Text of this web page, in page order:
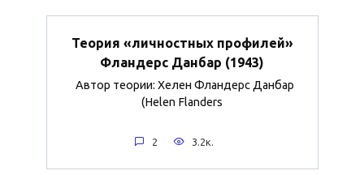
Теория «личностных профилей»
Фландерс Данбар (1943)
Автор теории: Хелен Фландерс Данбар
(Helen Flanders
2 3.2к.